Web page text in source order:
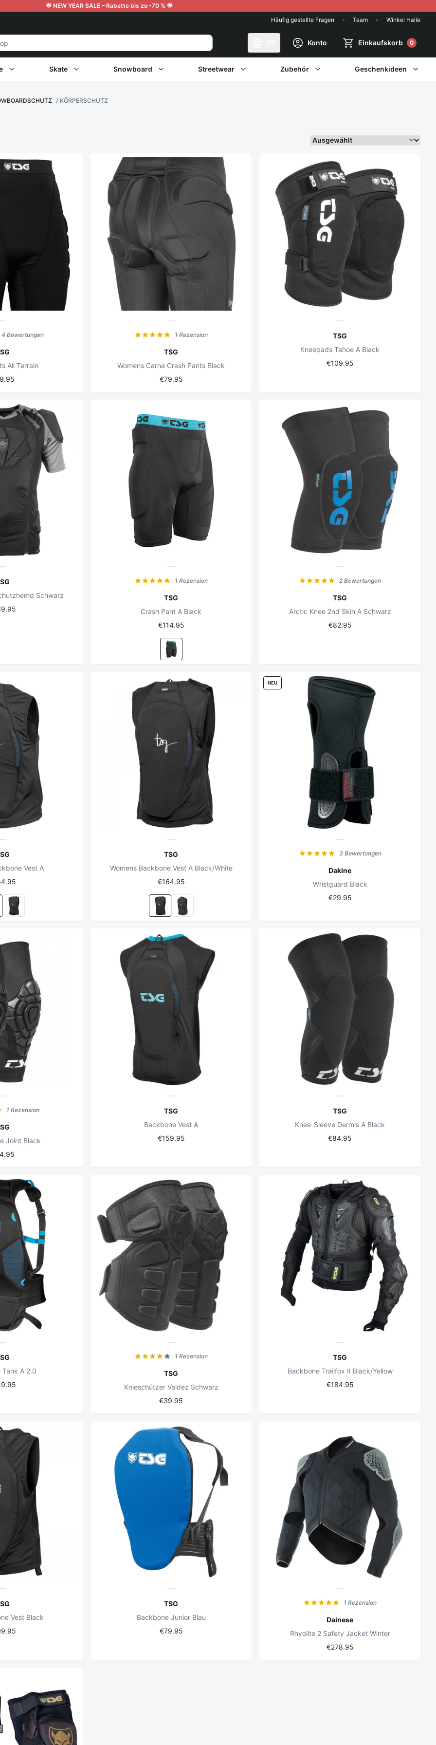
🌟 NEW YEAR SALE – Rabatte bis zu -70 % 🌟
Häufig gestellte Fragen
- Team - Winkel Halle
Konto Einkaufskorb 0
Skate Snowboard Streetwear Zubehör Geschenkideen
KÖRPERSCHUTZ
Sortieren Sie weiter
4 Bewertungen
All Terrain
1 Rezension
TSG
Womens Carna Crash Pants Black
€79.95
TSG
Kneepads Tahoe A Black
€109.95
Schwarz
1 Rezension
TSG
Crash Pant A Black
€114.95
2 Bewertungen
TSG
Arctic Knee 2nd Skin A Schwarz
€82.95
Vest A
TSG
Womens Backbone Vest A Black/White
€164.95
3 Bewertungen
Dakine
Wristguard Black
€29.95
NEU
1 Rezension
Joint Black
TSG
Backbone Vest A
€159.95
TSG
Knee-Sleeve Dermis A Black
€84.95
A 2.0
1 Rezension
TSG
Knieschützer Valdez Schwarz
€39.95
TSG
Backbone Trailfox II Black/Yellow
€184.95
Vest Black
TSG
Backbone Junior Blau
€79.95
1 Rezension
Dainese
Rhyolite 2 Safety Jacket Winter
€278.95